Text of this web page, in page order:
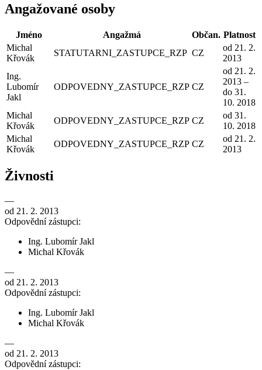
Angažované osoby
Jméno Angažmá Občan. Platnost
Michal
Křovák
STATUTARNI_ZASTUPCE_RZP CZ
od 21. 2.
2013
Ing.
Lubomír
Jakl
ODPOVEDNY_ZASTUPCE_RZP CZ
od 21. 2.
2013 –
do 31.
10. 2018
Michal
Křovák
ODPOVEDNY_ZASTUPCE_RZP CZ
od 31.
10. 2018
Michal
Křovák
ODPOVEDNY_ZASTUPCE_RZP CZ
od 21. 2.
2013
Živnosti
—
od 21. 2. 2013
Odpovědní zástupci:
Ing. Lubomír Jakl
Michal Křovák
—
od 21. 2. 2013
Odpovědní zástupci:
Ing. Lubomír Jakl
Michal Křovák
—
od 21. 2. 2013
Odpovědní zástupci: